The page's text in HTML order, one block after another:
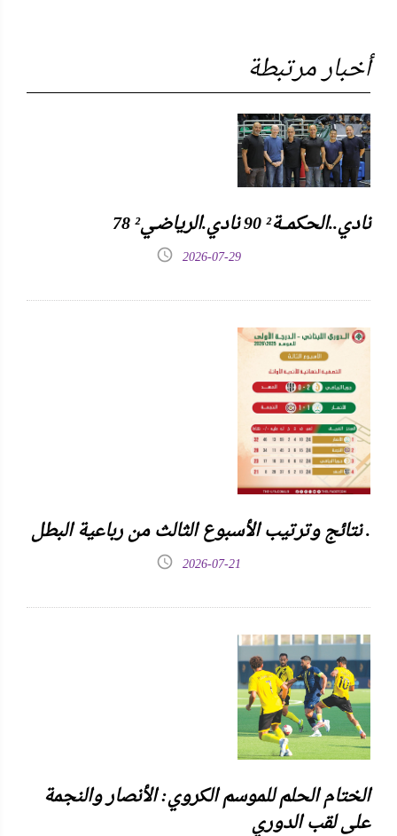
أخبار مرتبطة
نادي..الحكمـــة² 90 نادي.الرياضـي² 78
2026-07-29
نتائج وترتيب الأسبوع الثالث من رباعية البطل .
2026-07-21
الختام الحلم للموسم الكروي: الأنصار والنجمة
على لقب الدوري